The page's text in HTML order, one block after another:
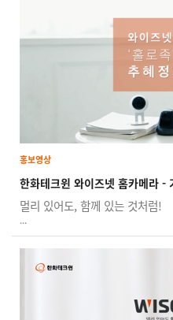
홍보영상
한화테크윈 와이즈넷 홈카메라 -
멀리 있어도, 함께 있는 것처럼!
...